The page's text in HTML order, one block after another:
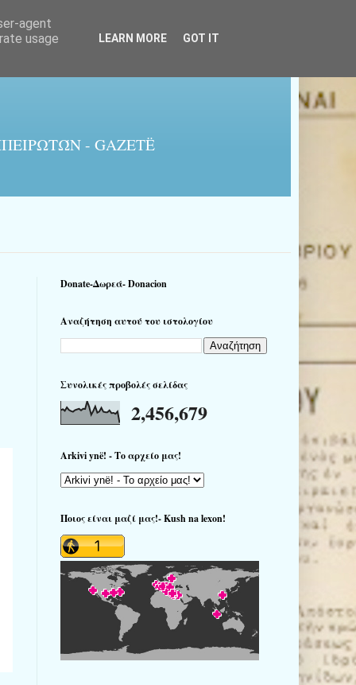
- GAZETË
Donate-Δωρεά- Donacion
Αναζήτηση αυτού του ιστολογίου
Συνολικές προβολές σελίδας
2,456,679
Arkivi ynë! - Το αρχείο μας!
Ποιος είναι μαζί μας!- Kush na lexon!
agent
usage
LEARN MORE GOT IT